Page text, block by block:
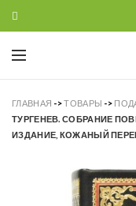
ГЛАВНАЯ ->ТОВАРЫ ->
ТУРГЕНЕВ. СОБРАНИЕ
ИЗДАНИЕ, КОЖАНЫЙ